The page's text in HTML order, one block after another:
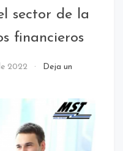
sector de la
financieros
2022 NOTICIAS
Deja un